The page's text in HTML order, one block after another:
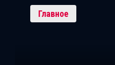
Главное